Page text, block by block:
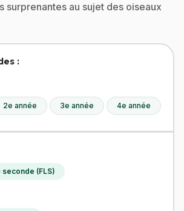
surprenantes au sujet des oiseaux
:
2e année 3e année 4e année
seconde (FLS)